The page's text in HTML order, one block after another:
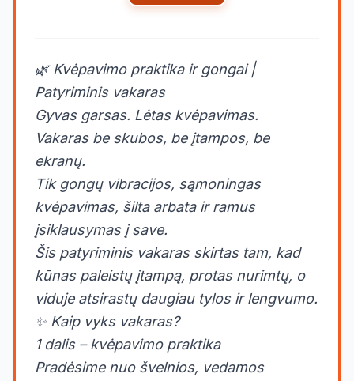
🌿 Kvėpavimo praktika ir gongai |
Patyriminis vakaras
Gyvas garsas. Lėtas kvėpavimas.
Vakaras be skubos, be įtampos, be
ekranų.
Tik gongų vibracijos, sąmoningas
kvėpavimas, šilta arbata ir ramus
įsiklausymas į save.
Šis patyriminis vakaras skirtas tam, kad
kūnas paleistų įtampą, protas nurimtų, o
viduje atsirastų daugiau tylos ir lengvumo.
✨ Kaip vyks vakaras?
1 dalis – kvėpavimo praktika
Pradėsime nuo švelnios, vedamos